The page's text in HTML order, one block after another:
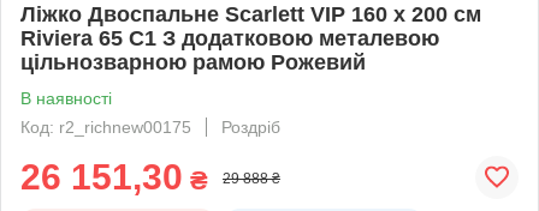
Ліжко Двоспальне Scarlett VIP 160 х 200 см
Riviera 65 С1 З додатковою металевою
цільнозварною рамою Рожевий
В наявності
Код: r2_richnew00175
Роздріб
26 151,30 ₴ 29 888 ₴